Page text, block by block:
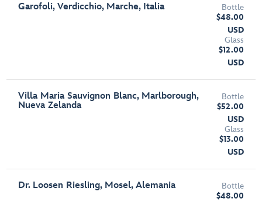
Garofoli, Verdicchio, Marche, Italia
Bottle
$48.00
USD
Glass
$12.00
USD
Villa Maria Sauvignon Blanc, Marlborough,
Nueva Zelanda
Bottle
$52.00
USD
Glass
$13.00
USD
Dr. Loosen Riesling, Mosel, Alemania
Bottle
$48.00